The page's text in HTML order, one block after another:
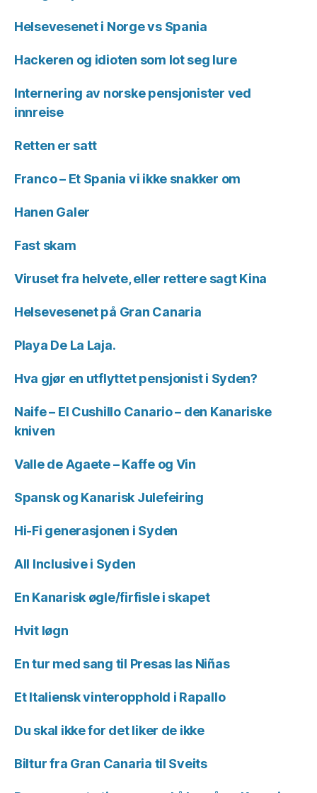
Helsevesenet i Norge vs Spania
Hackeren og idioten som lot seg lure
Internering av norske pensjonister ved
innreise
Retten er satt
Franco – Et Spania vi ikke snakker om
Hanen Galer
Fast skam
Viruset fra helvete, eller rettere sagt Kina
Helsevesenet på Gran Canaria
Playa De La Laja.
Hva gjør en utflyttet pensjonist i Syden?
Naife – El Cushillo Canario – den Kanariske
kniven
Valle de Agaete – Kaffe og Vin
Spansk og Kanarisk Julefeiring
Hi-Fi generasjonen i Syden
All Inclusive i Syden
En Kanarisk øgle/firfisle i skapet
Hvit løgn
En tur med sang til Presas las Niñas
Et Italiensk vinteropphold i Rapallo
Du skal ikke for det liker de ikke
Biltur fra Gran Canaria til Sveits